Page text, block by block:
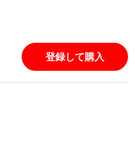
登録して購入